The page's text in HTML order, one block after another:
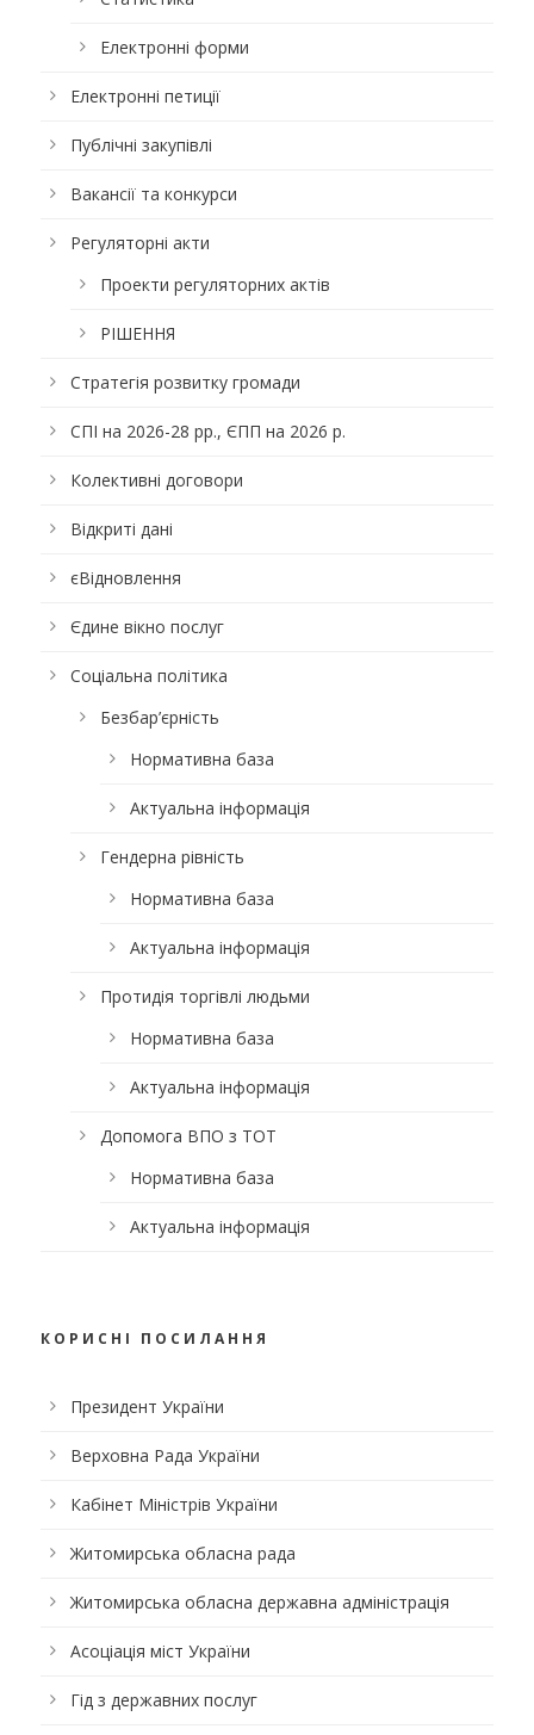
Електронні форми
Електронні петиції
Публічні закупівлі
Вакансії та конкурси
Регуляторні акти
Проекти регуляторних актів
РІШЕННЯ
Стратегія розвитку громади
СПІ на 2026-28 рр., ЄПП на 2026 р.
Колективні договори
Відкриті дані
єВідновлення
Єдине вікно послуг
Соціальна політика
Безбар’єрність
Нормативна база
Актуальна інформація
Гендерна рівність
Нормативна база
Актуальна інформація
Протидія торгівлі людьми
Нормативна база
Актуальна інформація
Допомога ВПО з ТОТ
Нормативна база
Актуальна інформація
КОРИСНІ ПОСИЛАННЯ
Президент України
Верховна Рада України
Кабінет Міністрів України
Житомирська обласна рада
Житомирська обласна державна адміністрація
Асоціація міст України
Гід з державних послуг